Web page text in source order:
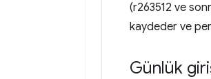
(r263512 ve
kaydeder ve
Günlük